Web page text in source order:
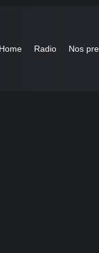
Home Radio Nos